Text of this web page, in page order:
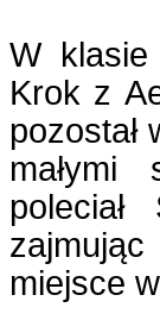
W klasie
Krok z
pozostał
małymi
poleciał
miejsce